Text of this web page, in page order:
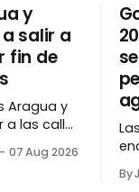
y
salir a
fin de
Aragua y
las calles
07 Aug 2026
By